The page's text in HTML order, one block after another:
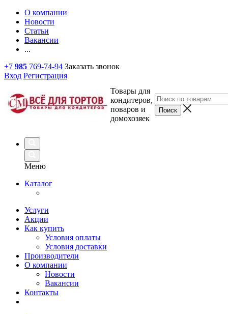
О компании
Новости
Статьи
Вакансии
...
+7 985 769-74-94 Заказать звонок
Вход Регистрация
Товары для
кондитеров,
поваров и
домохозяек
Меню
Каталог
Услуги
Акции
Как купить
Условия оплаты
Условия доставки
Производители
О компании
Новости
Вакансии
Контакты